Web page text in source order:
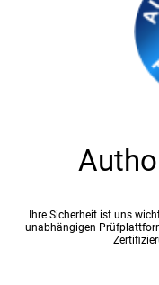
Ihre Sicherheit ist uns
unabhängigen